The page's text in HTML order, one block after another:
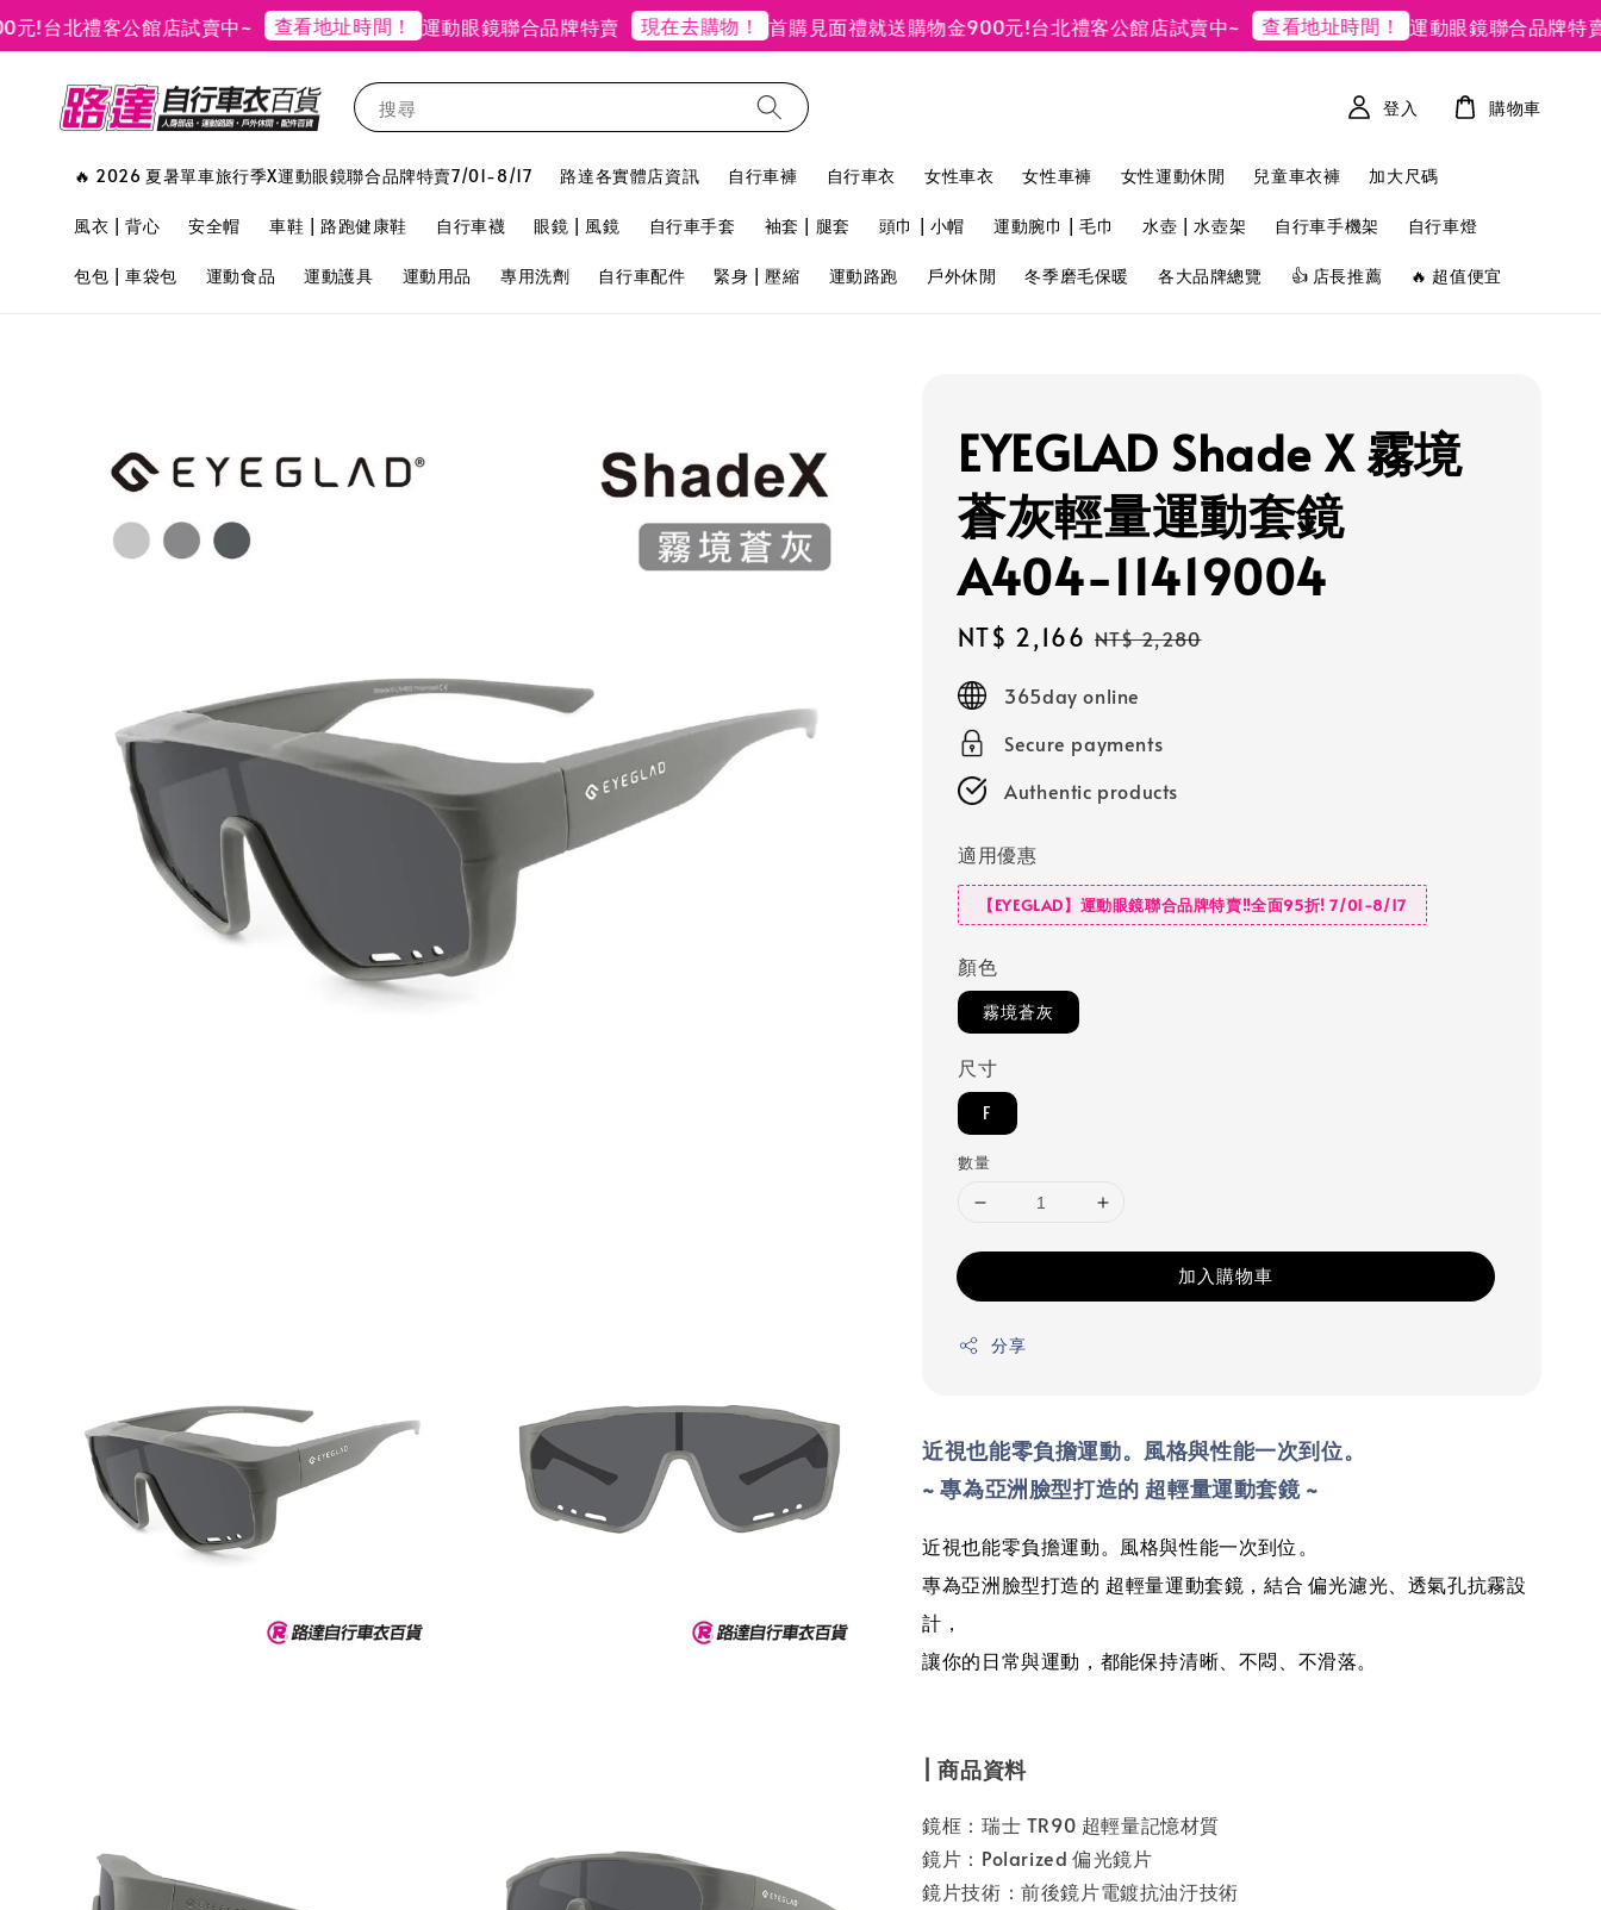
北禮客公館店試賣中~ 查看地址時間！ 運動眼鏡聯合品牌特賣 現在去購物！ 首購見面禮就送購物金900元!台北禮客公館店試賣中~ 查看地址時間！ 運動眼鏡聯合品牌特賣
搜尋
🔥 2026 夏暑單車旅行季X運動眼鏡聯合品牌特賣7/01-8/17 路達各實體店資訊 自行車褲 自行車衣 女性車衣 女性車褲 女性運動休閒 兒童車衣褲 加大尺碼
風衣 | 背心 安全帽 車鞋 | 路跑健康鞋 自行車襪 眼鏡 | 風鏡 自行車手套 袖套 | 腿套 頭巾 | 小帽 運動腕巾 | 毛巾 水壺 | 水壺架 自行車手機架 自行車燈
包包 | 車袋包 運動食品 運動護具 運動用品 專用洗劑 自行車配件 緊身 | 壓縮 運動路跑 戶外休閒 冬季磨毛保暖 各大品牌總覽 👍 店長推薦 🔥 超值便宜
登入 購物車
EYEGLAD Shade X 霧境
蒼灰輕量運動套鏡
A404-11419004
Sale
price
NT$ 2,166 Regular
NT$ 2,280
365day online
Secure payments
Authentic products
適用優惠
【EYEGLAD】運動眼鏡聯合品牌特賣‼️全面95折! 7/01-8/17
顏色
霧境蒼灰
尺寸
F
數量
加入購物車
分享
近視也能零負擔運動。風格與性能一次到位。
~專為亞洲臉型打造的 超輕量運動套鏡 ~
近視也能零負擔運動。風格與性能一次到位。
專為亞洲臉型打造的 超輕量運動套鏡，結合 偏光濾光、透氣孔抗霧設
計，
讓你的日常與運動，都能保持清晰、不悶、不滑落。
| 商品資料
鏡框：瑞士 TR90 超輕量記憶材質
鏡片：Polarized 偏光鏡片
鏡片技術：前後鏡片電鍍抗油汙技術